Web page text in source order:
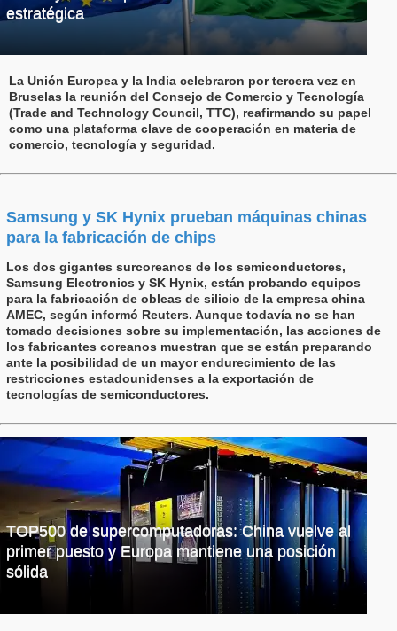
estratégica
La Unión Europea y la India celebraron por tercera vez en
Bruselas la reunión del Consejo de Comercio y Tecnología
(Trade and Technology Council, TTC), reafirmando su papel
como una plataforma clave de cooperación en materia de
comercio, tecnología y seguridad.
Samsung y SK Hynix prueban máquinas chinas
para la fabricación de chips
Los dos gigantes surcoreanos de los semiconductores,
Samsung Electronics y SK Hynix, están probando equipos
para la fabricación de obleas de silicio de la empresa china
AMEC, según informó Reuters. Aunque todavía no se han
tomado decisiones sobre su implementación, las acciones de
los fabricantes coreanos muestran que se están preparando
ante la posibilidad de un mayor endurecimiento de las
restricciones estadounidenses a la exportación de
tecnologías de semiconductores.
TOP500 de supercomputadoras: China vuelve al
primer puesto y Europa mantiene una posición
sólida